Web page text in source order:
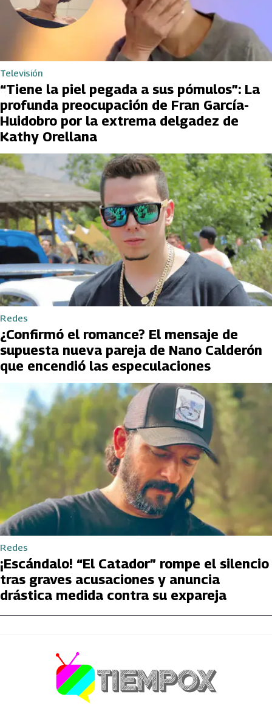
Televisión
“Tiene la piel pegada a sus pómulos”: La
profunda preocupación de Fran García-
Huidobro por la extrema delgadez de
Kathy Orellana
Redes
¿Confirmó el romance? El mensaje de
supuesta nueva pareja de Nano Calderón
que encendió las especulaciones
Redes
¡Escándalo! “El Catador” rompe el silencio
tras graves acusaciones y anuncia
drástica medida contra su expareja